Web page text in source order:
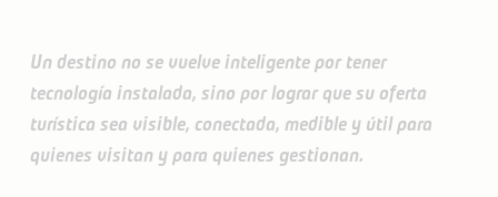
Un destino no se vuelve inteligente por tener
tecnología instalada, sino por lograr que su oferta
turística sea visible, conectada, medible y útil para
quienes visitan y para quienes gestionan.